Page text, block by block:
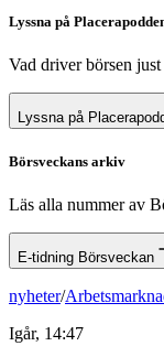
Lyssna på
Vad driver börsen
Lyssna på
Börsveckans arkiv
Läs alla nummer av
E-tidning Börsveckan
nyheter/
Igår, 14:47